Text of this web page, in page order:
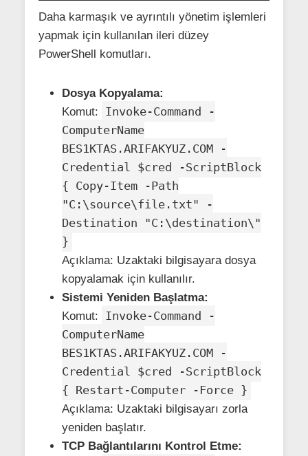
Daha karmaşık ve ayrıntılı yönetim işlemleri
yapmak için kullanılan ileri düzey
PowerShell komutları.
Dosya Kopyalama:
Komut:
Invoke-Command -
ComputerName
BES1KTAS.ARIFAKYUZ.COM -
Credential $cred -ScriptBlock
{ Copy-Item -Path
"C:\source\file.txt" -
Destination "C:\destination\"
}
Açıklama: Uzaktaki bilgisayara dosya
kopyalamak için kullanılır.
Sistemi Yeniden Başlatma:
Komut:
Invoke-Command -
ComputerName
BES1KTAS.ARIFAKYUZ.COM -
Credential $cred -ScriptBlock
{ Restart-Computer -Force }
Açıklama: Uzaktaki bilgisayarı zorla
yeniden başlatır.
TCP Bağlantılarını Kontrol Etme: